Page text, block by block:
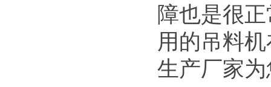
障也是很
用的吊料
生产厂家